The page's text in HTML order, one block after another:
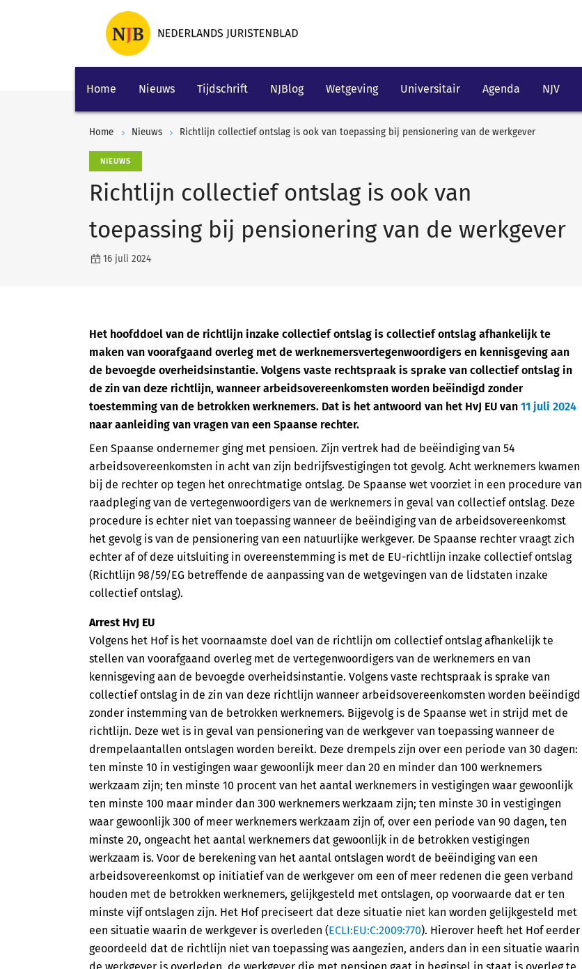
Home Nieuws Tijdschrift NJBlog Wetgeving Universitair Agenda NJV
Home Nieuws Richtlijn collectief ontslag is ook van toepassing bij pensionering van de werkgever
NIEUWS
Richtlijn collectief ontslag is ook van
toepassing bij pensionering van de werkgever
16 juli 2024
Het hoofddoel van de richtlijn inzake collectief ontslag is collectief ontslag afhankelijk te
maken van voorafgaand overleg met de werknemersvertegenwoordigers en kennisgeving aan
de bevoegde overheidsinstantie. Volgens vaste rechtspraak is sprake van collectief ontslag in
de zin van deze richtlijn, wanneer arbeidsovereenkomsten worden beëindigd zonder
toestemming van de betrokken werknemers. Dat is het antwoord van het HvJ EU van 11 juli 2024
naar aanleiding van vragen van een Spaanse rechter.
Een Spaanse ondernemer ging met pensioen. Zijn vertrek had de beëindiging van 54
arbeidsovereenkomsten in acht van zijn bedrijfsvestigingen tot gevolg. Acht werknemers kwamen
bij de rechter op tegen het onrechtmatige ontslag. De Spaanse wet voorziet in een procedure van
raadpleging van de vertegenwoordigers van de werknemers in geval van collectief ontslag. Deze
procedure is echter niet van toepassing wanneer de beëindiging van de arbeidsovereenkomst
het gevolg is van de pensionering van een natuurlijke werkgever. De Spaanse rechter vraagt zich
echter af of deze uitsluiting in overeenstemming is met de EU-richtlijn inzake collectief ontslag
(Richtlijn 98/59/EG betreffende de aanpassing van de wetgevingen van de lidstaten inzake
collectief ontslag).
Arrest HvJ EU
Volgens het Hof is het voornaamste doel van de richtlijn om collectief ontslag afhankelijk te
stellen van voorafgaand overleg met de vertegenwoordigers van de werknemers en van
kennisgeving aan de bevoegde overheidsinstantie. Volgens vaste rechtspraak is sprake van
collectief ontslag in de zin van deze richtlijn wanneer arbeidsovereenkomsten worden beëindigd
zonder instemming van de betrokken werknemers. Bijgevolg is de Spaanse wet in strijd met de
richtlijn. Deze wet is in geval van pensionering van de werkgever van toepassing wanneer de
drempelaantallen ontslagen worden bereikt. Deze drempels zijn over een periode van 30 dagen:
ten minste 10 in vestigingen waar gewoonlijk meer dan 20 en minder dan 100 werknemers
werkzaam zijn; ten minste 10 procent van het aantal werknemers in vestigingen waar gewoonlijk
ten minste 100 maar minder dan 300 werknemers werkzaam zijn; ten minste 30 in vestigingen
waar gewoonlijk 300 of meer werknemers werkzaam zijn of, over een periode van 90 dagen, ten
minste 20, ongeacht het aantal werknemers dat gewoonlijk in de betrokken vestigingen
werkzaam is. Voor de berekening van het aantal ontslagen wordt de beëindiging van een
arbeidsovereenkomst op initiatief van de werkgever om een of meer redenen die geen verband
houden met de betrokken werknemers, gelijkgesteld met ontslagen, op voorwaarde dat er ten
minste vijf ontslagen zijn. Het Hof preciseert dat deze situatie niet kan worden gelijkgesteld met
een situatie waarin de werkgever is overleden (ECLI:EU:C:2009:770). Hierover heeft het Hof eerder
geoordeeld dat de richtlijn niet van toepassing was aangezien, anders dan in een situatie waarin